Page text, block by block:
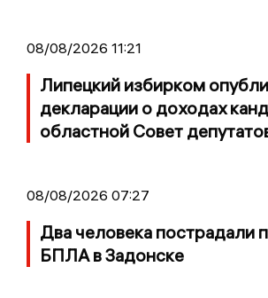
08/08/2026 11:21
Липецкий избирком
декларации о доходах
областной Совет
08/08/2026 07:27
Два человека пострадали
БПЛА в Задонске